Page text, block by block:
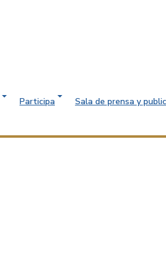
Participa Sala de prensa y